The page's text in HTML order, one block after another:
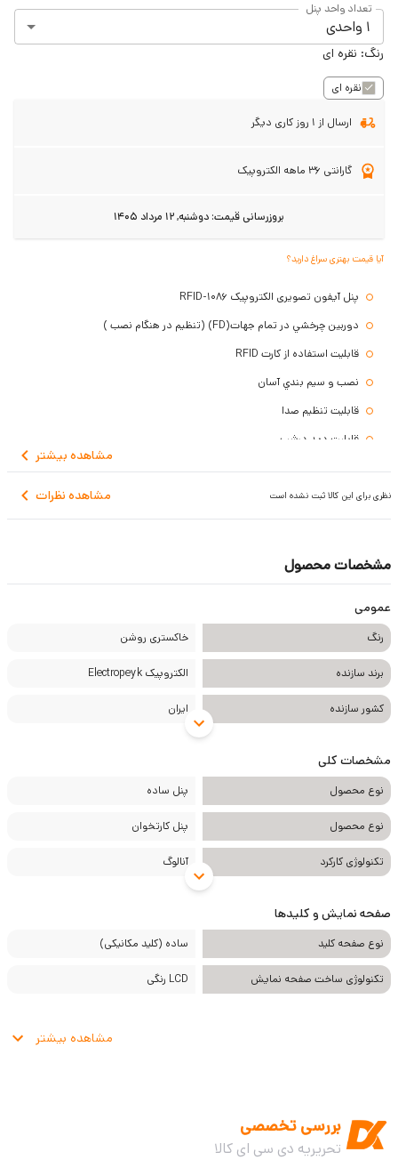
تعداد واحد پنل
1 واحدی
رنگ: نقره ای
نقره ای
ارسال از 1 روز کاری دیگر
گارانتی 36 ماهه الکتروپیک
بروزرسانی قیمت: دوشنبه, 12 مرداد 1405
آیا قیمت بهتری سراغ دارید؟
پنل آیفون تصویری الکتروپیک 1086-RFID
دوربين چرخشي در تمام جهات(FD) (تنظیم در هنگام نصب )
قابلیت استفاده از کارت RFID
نصب و سيم بندي آسان
قابلیت تنظیم صدا
قابليت ديد درشب
مقاوم دربرابر دما و رطوبت
بدون محدوديت در تعداد واحد
بهره گیری از فناوری ساخت (SMT)
گارانتی 3 ساله
مشاهده بیشتر
مشاهده نظرات نظری برای این کالا ثبت نشده است
مشخصات محصول
عمومی
رنگ خاکستری روشن
برند سازنده الکتروپیک Electropeyk
کشور سازنده ایران
مشخصات کلی
نوع محصول پنل ساده
نوع محصول پنل کارتخوان
تکنولوژی کارکرد آنالوگ
صفحه نمایش و کلیدها
نوع صفحه کلید ساده (کلید مکانیکی)
تکنولوژی ساخت صفحه نمایش LCD رنگی
مشاهده بیشتر
بررسی تخصصی
تحریریه دی سی ای کالا